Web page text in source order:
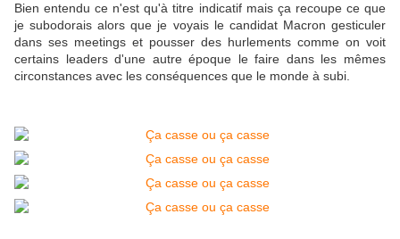
Bien entendu ce n'est qu'à titre indicatif mais ça recoupe ce que
je subodorais alors que je voyais le candidat Macron gesticuler
dans ses meetings et pousser des hurlements comme on voit
certains leaders d'une autre époque le faire dans les mêmes
circonstances avec les conséquences que le monde à subi.